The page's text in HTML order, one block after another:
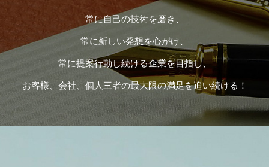
常に自己の技術を磨き、
常に新しい発想を心がけ、
常に提案行動し続ける企業を目指し、
お客様、会社、個人三者の最大限の満足を追い続ける！